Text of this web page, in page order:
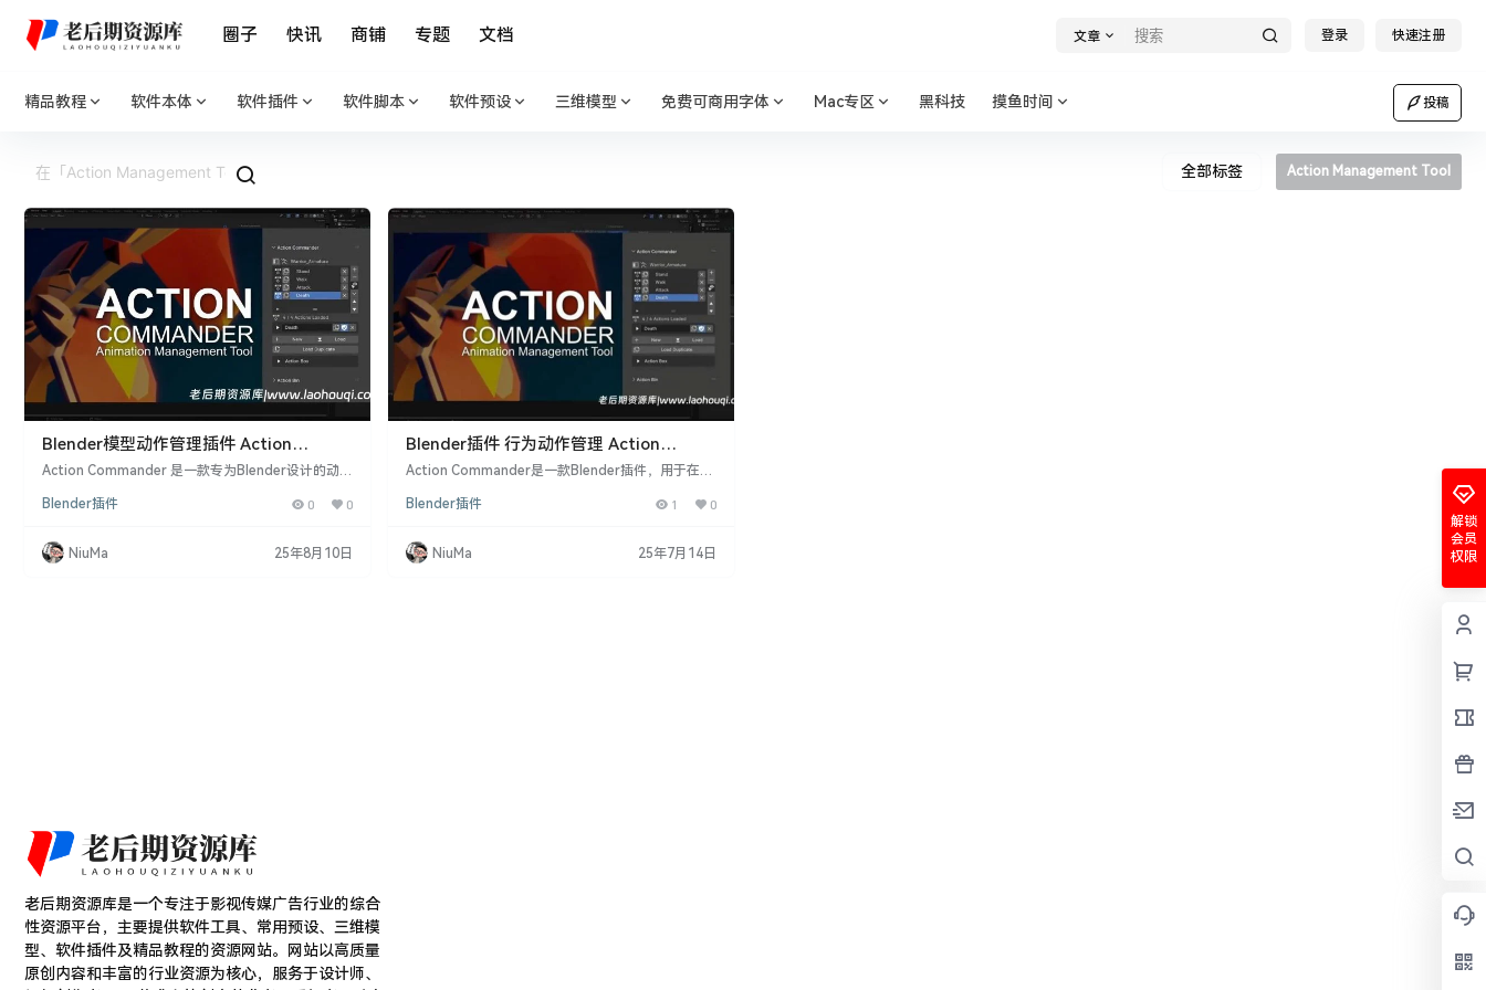
圈子 快讯 商铺 专题 文档 文章 登录 快速注册
精品教程 软件本体 软件插件 软件脚本 软件预设 三维模型 免费可商用字体 Mac专区 黑科技 摸鱼时间 投稿
全部标签 Action Management Tool
Blender模型动作管理插件 Action
Commander V1.4.0 – Action
Action Commander 是一款专为Blender设计的动作
提供了多种实用功能，包括切换动作、导入FBX动作
在模型使用多个动画时表现出色. 插件特点： 高效动
作管理：通过多种实用工具，用户可以轻松管理多个
Blender插件 0 0
NiuMa 25年8月10日
Blender插件 行为动作管理 Action
Commander V1.0.1 – Action
Action Commander是一款Blender插件，用于在Bl
用工具，包括切换动作、导入FBX动作等。这个插件
您的模型使用了多个动画时。 支持软件： Blender 4.
0 Action Commander V1.0.1插件的主要特点包括：
Blender插件 1 0
NiuMa 25年7月14日
解锁
会员
权限
老后期资源库是一个专注于影视传媒广告行业的综合
性资源平台，主要提供软件工具、常用预设、三维模
型、软件插件及精品教程的资源网站。网站以高质量
原创内容和丰富的行业资源为核心，服务于设计师、